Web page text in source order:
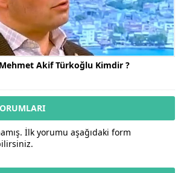
Akif Türkoğlu Kimdir ?
İlk yorumu aşağıdaki form